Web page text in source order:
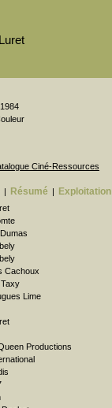
Ciné-Ressources
| Résumé | Exploitation
Cachoux
Lime
Productions